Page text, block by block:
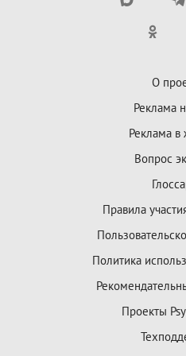
О
Реклама
Реклама в
Вопрос
Правила
Политика
Проекты